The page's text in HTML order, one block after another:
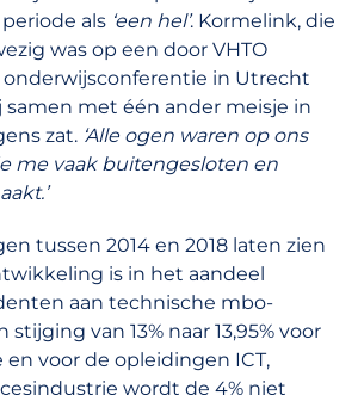
als ‘een hel’. Kormelink, die
was op een door VHTO
in Utrecht
samen met één ander meisje in
zat. ‘Alle ogen waren op ons
me vaak buitengesloten en
tussen 2014 en 2018 laten zien
is in het aandeel
aan technische mbo-
van 13% naar 13,95% voor
voor de opleidingen ICT,
wordt de 4% niet